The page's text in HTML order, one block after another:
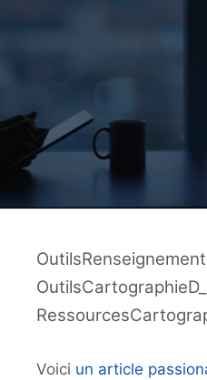
Voici un article